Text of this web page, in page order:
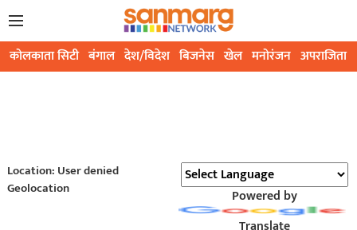
कोलकाता सिटी बंगाल देश/विदेश बिजनेस खेल मनोरंजन अपराजिता
Location: User denied
Geolocation
Powered by